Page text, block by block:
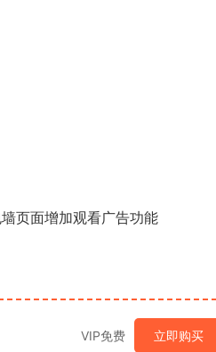
页面增加观看广告功能
VIP免费 立即购买